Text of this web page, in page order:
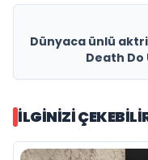
Dünyaca ünlü
Death Do
İLGINIZI